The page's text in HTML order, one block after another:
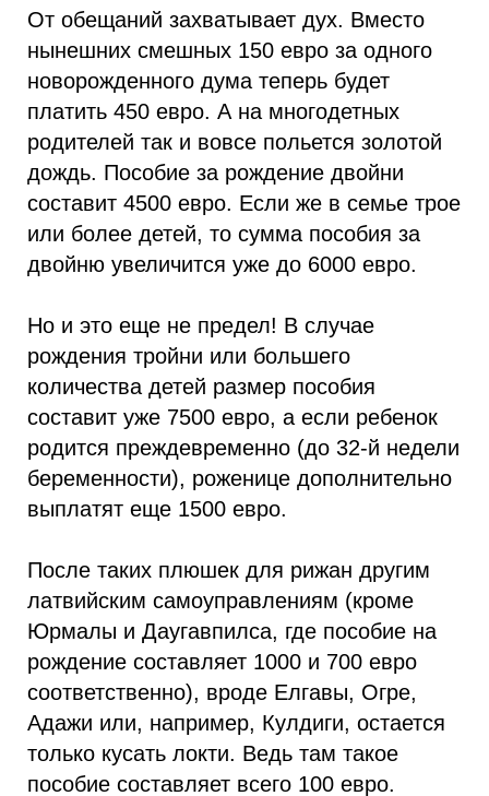
От обещаний захватывает дух. Вместо
нынешних смешных 150 евро за одного
новорожденного дума теперь будет
платить 450 евро. А на многодетных
родителей так и вовсе польется золотой
дождь. Пособие за рождение двойни
составит 4500 евро. Если же в семье трое
или более детей, то сумма пособия за
двойню увеличится уже до 6000 евро.
Но и это еще не предел! В случае
рождения тройни или большего
количества детей размер пособия
составит уже 7500 евро, а если ребенок
родится преждевременно (до 32-й недели
беременности), роженице дополнительно
выплатят еще 1500 евро.
После таких плюшек для рижан другим
латвийским самоуправлениям (кроме
Юрмалы и Даугавпилса, где пособие на
рождение составляет 1000 и 700 евро
соответственно), вроде Елгавы, Огре,
Адажи или, например, Кулдиги, остается
только кусать локти. Ведь там такое
пособие составляет всего 100 евро.